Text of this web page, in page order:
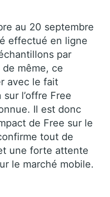
au 20 septembre
effectué en ligne
par
même, ce
avec le fait
l’offre Free
Il est donc
de Free sur le
tout de
une forte attente
le marché mobile.